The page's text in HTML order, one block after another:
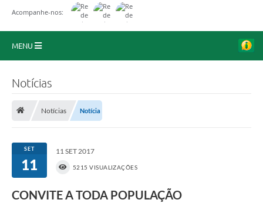
Acompanhe-nos:
MENU
Portal da Transparência
Secretarias
Notícias
Notícias Notícia
SET
11
11 SET 2017
5215 VISUALIZAÇÕES
CONVITE A TODA POPULAÇÃO